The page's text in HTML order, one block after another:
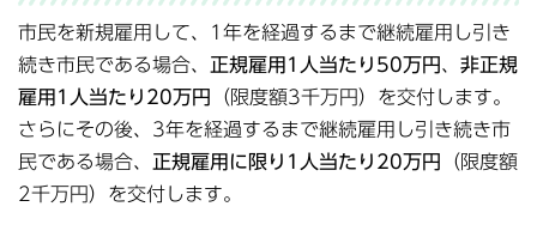
市民を新規雇用して、1年を経過するまで継続雇用し引き
続き市民である場合、 正規雇用1人当たり50万円、 非正規
雇用1人当たり20万円
（限度額3千万円）を交付します。
さらにその後、3年を経過するまで継続雇用し引き続き市
民である場合、 正規雇用に限り1人当たり20万円
（限度額
2千万円）を交付します。